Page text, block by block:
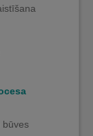
būves